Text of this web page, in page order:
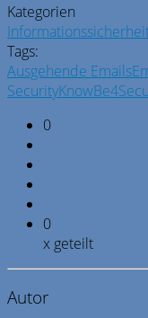
Kategorien
Tags:
Ausgehende Emails
SecurityKnowBe4
0
0
x geteilt
Autor